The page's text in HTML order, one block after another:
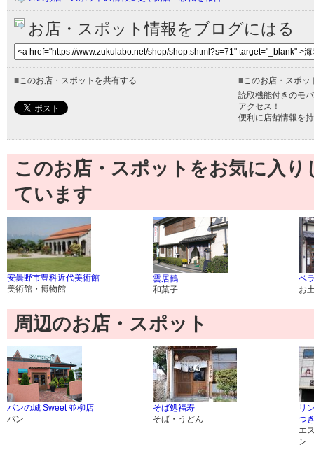
お店・スポット情報をブログにはる
■このお店・スポットを共有する ■このお店・スポッ
読取機能付きのモ
アクセス！
便利に店舗情報を
このお店・スポットをお気に入
ています
安曇野市豊科近代美術館
美術館・博物館
雲居鶴
和菓子
ベ
お
周辺のお店・スポット
パンの城 Sweet 並柳店
パン
そば処福寿
そば・うどん
リ
つ
エ
ン